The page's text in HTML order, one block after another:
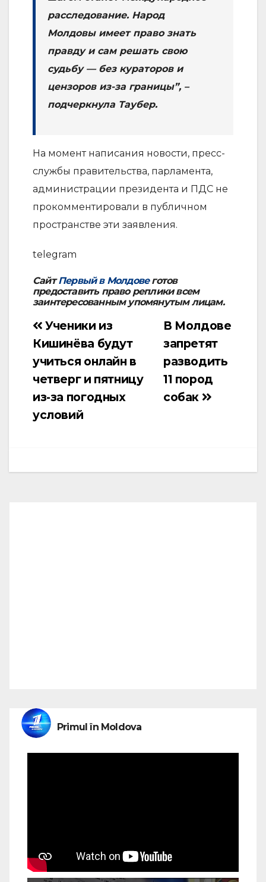
расследование. Народ
Молдовы имеет право знать
правду и сам решать свою
судьбу — без кураторов и
цензоров из-за границы”, –
подчеркнула Таубер.
На момент написания новости, пресс-
службы правительства, парламента,
администрации президента и ПДС не
прокомментировали в публичном
пространстве эти заявления.
telegram
СайтПервый в Молдовеготов
предоставить право реплики всем
заинтересованным упомянутым лицам.
Навигация
по
В Молдове
запретят
разводить
11 пород
собак
Ученики из
Кишинёва будут
учиться онлайн в
четверг и пятницу
из-за погодных
условий
Primul în Moldova